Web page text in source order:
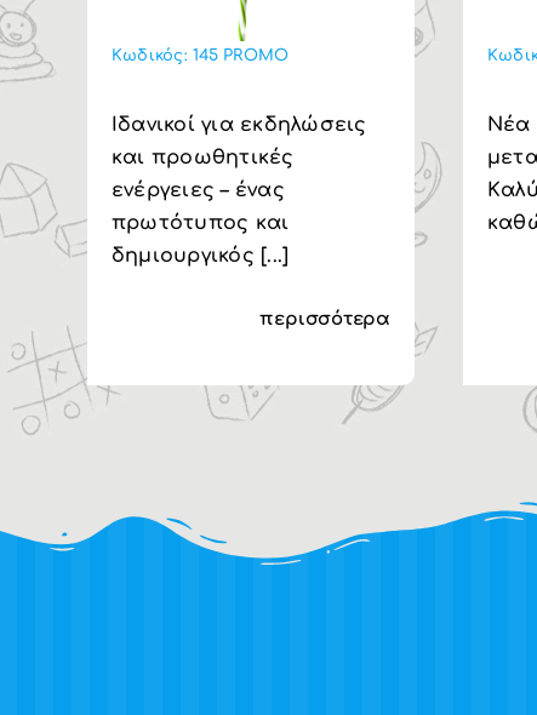
Κωδικός:145 PROMO
Ιδανικοί για εκδηλώσεις
και προωθητικές
ενέργειες – ένας
πρωτότυπος και
δημιουργικός [...]
περισσότερα
Nέα